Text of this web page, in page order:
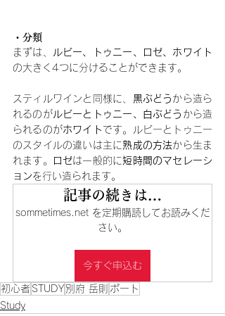
・分類
まずは、
ルビー、トゥニー、ロゼ、ホワイト
の大きく4つに分けることができます。
スティルワインと同様に、 黒ぶどう から造ら
れるのがルビーとトゥニー、白ぶどう から造
られるのがホワイト です。ルビーとトゥニー
のスタイルの違いは主に熟成の方法から生ま
れます。
ロゼは一般的に短時間のマセレーシ
ョンを行い造られます。
記事の続きは…
sommetimes.net を定期購読してお読みくだ
さい。
今すぐ申込む
初心者 STUDY 別府 岳則 ポート
Study